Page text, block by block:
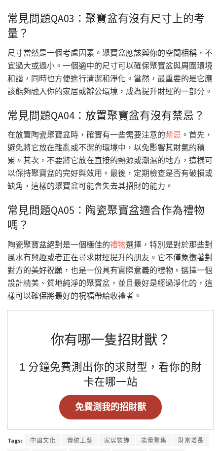
常見問題QA03：聚寶盆有沒有尺寸上的考
量？
尺寸當然是一個考慮因素。聚寶盆應該與你的空間相稱，不
宜過大或過小。一個適中的尺寸可以確保聚寶盆與周圍環境
和諧，同時也方便進行清潔和淨化。當然，最重要的是它應
該能夠融入你的家居或辦公環境，成為提升財運的一部分。
常見問題QA04：放置聚寶盆有沒有禁忌？
在放置陶瓷聚寶盆時，確實有一些需要注意的禁忌 。首先，
避免將它放在雜亂或不潔的環境中，以免影響其財氣的積
累。其次，不要將它放在直接的熱源或潮濕的地方，這樣可
以保持聚寶盆的完好與效用。最後，定期檢查是否有破損或
缺角，這樣的聚寶盆可能會失去其招財的能力。
常見問題QA05：陶瓷聚寶盆適合作為禮物
嗎？
陶瓷聚寶盆絕對是一個極佳的禮物選擇，特別是對於那些對
風水有興趣或者正在尋求財運提升的朋友。它不僅象徵著對
對方的美好祝願，也是一份具有實際意義的禮物。選擇一個
設計精美、質地純淨的聚寶盆，並且最好是經過淨化的，這
樣可以確保將最好的祝福帶給收禮者。
你有哪一隻招財獸？
1 分鐘免費測出你的求財型，看你的財
卡在哪一站
免費測我的招財獸
Tags: 中國文化 傳統工藝 家居裝飾 能量聚集
財富增長